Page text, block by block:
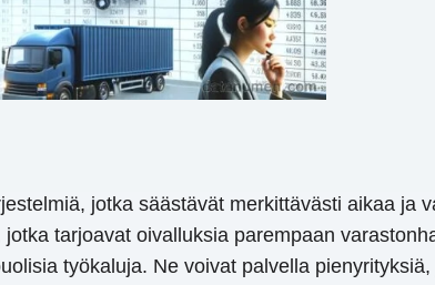
jotka säästävät merkittävästi aikaa ja
tarjoavat oivalluksia parempaan
työkaluja. Ne voivat palvella